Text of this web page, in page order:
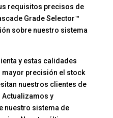
requisitos precisos de
Grade Selector™
sobre nuestro sistema
y estas calidades
precisión el stock
nuestros clientes de
Actualizamos y
nuestro sistema de